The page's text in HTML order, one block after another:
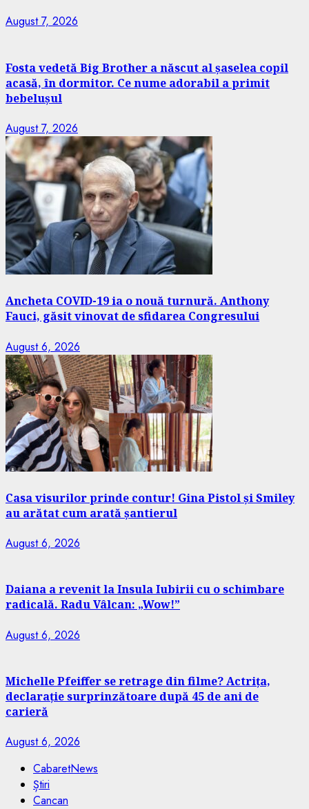
August 7, 2026
Fosta vedetă Big Brother a născut al șaselea copil
acasă, în dormitor. Ce nume adorabil a primit
bebelușul
August 7, 2026
Ancheta COVID-19 ia o nouă turnură. Anthony
Fauci, găsit vinovat de sfidarea Congresului
August 6, 2026
Casa visurilor prinde contur! Gina Pistol și Smiley
au arătat cum arată șantierul
August 6, 2026
Daiana a revenit la Insula Iubirii cu o schimbare
radicală. Radu Vâlcan: „Wow!”
August 6, 2026
Michelle Pfeiffer se retrage din filme? Actrița,
declarație surprinzătoare după 45 de ani de
carieră
August 6, 2026
CabaretNews
Știri
Cancan